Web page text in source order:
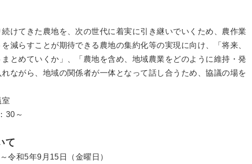
けてきた農地を、次の世代に着実に引き継いでいくため、農作業
減らすことが期待できる農地の集約化等の実現に向け、「将来、
とめていくか」、「農地を含め、地域農業をどのように維持・発
ながら、地域の関係者が⼀体となって話し合うため、協議の場を
30～
て
令和5年9月15日（金曜日）